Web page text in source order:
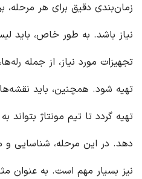
زمان‌بندی دقیق برای هر مرحله،
نیاز باشد. به طور خاص، باید
تجهیزات مورد نیاز، از جمله رله‌ها،
تهیه شود. همچنین، باید
تهیه گردد تا تیم مونتاژ بتواند
دهد. در این مرحله، شناسایی
نیز بسیار مهم است. به عنوان